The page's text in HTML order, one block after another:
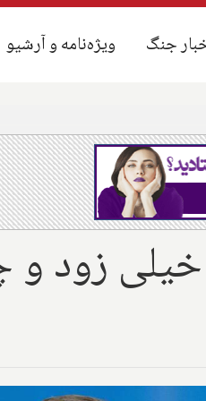
ویژه‌نامه و آرشیو جنگ ویژه‌نامه و آرشیو جنگ
زود و